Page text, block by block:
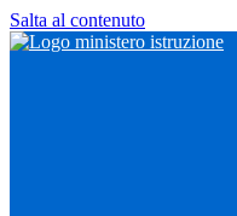
Salta al contenuto